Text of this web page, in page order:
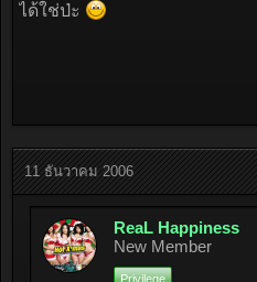
ได้ใช่ป่ะ
11 ธันวาคม 2006
ReaL Happiness
New Member
Privilege